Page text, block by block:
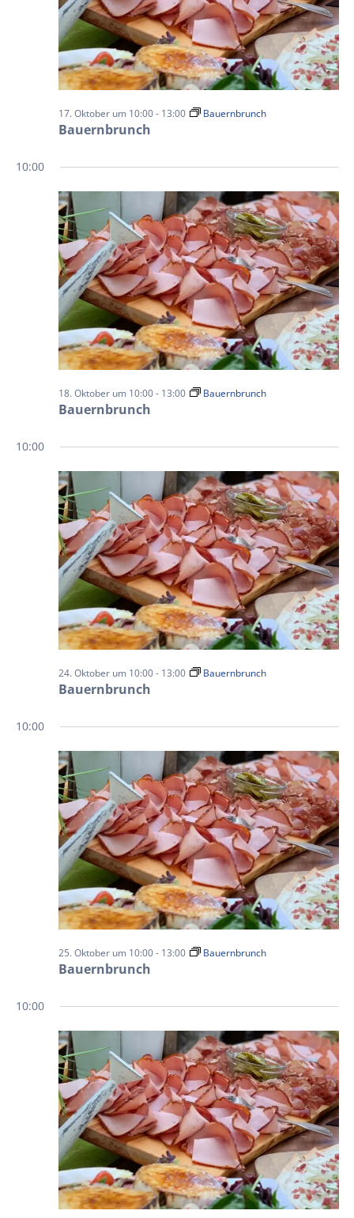
Bauernbrunch
17. Oktober um 10:00- 13:00 Bauernbrunch
10:00
Bauernbrunch
18. Oktober um 10:00- 13:00 Bauernbrunch
10:00
Bauernbrunch
24. Oktober um 10:00- 13:00 Bauernbrunch
10:00
Bauernbrunch
25. Oktober um 10:00- 13:00 Bauernbrunch
10:00